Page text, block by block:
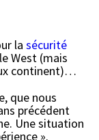
la sécurité
West (mais
continent)…
que nous
précédent
Une situation
».